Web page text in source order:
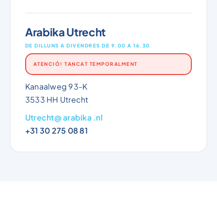
Arabika Utrecht
DE DILLUNS A DIVENDRES DE 9.00 A 16.30
ATENCIÓ! TANCAT TEMPORALMENT
Kanaalweg 93-K
3533 HH Utrecht
Utrecht@ arabika .nl
+31 30 275 08 81